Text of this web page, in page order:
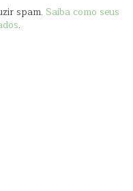
spam. Saiba como seus
.